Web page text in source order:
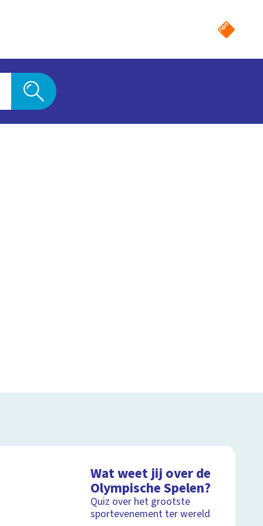
Wat weet jij over de
Olympische Spelen?
Quiz over het grootste
sportevenement ter wereld